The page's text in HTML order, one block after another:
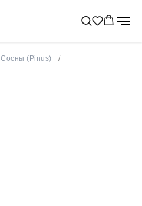
Сосны (Pinus)